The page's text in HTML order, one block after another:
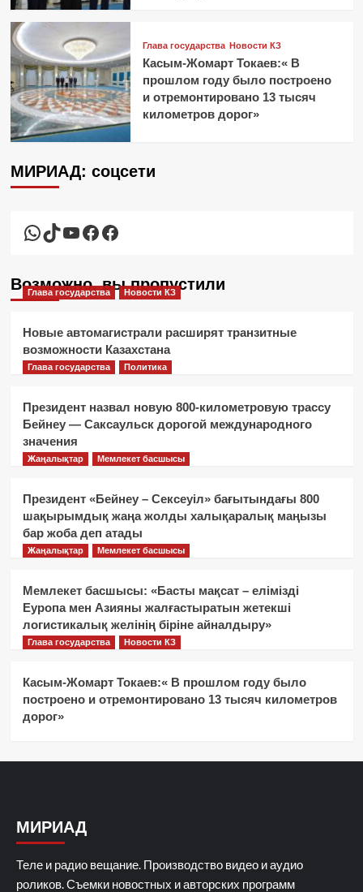
Глава государства Новости КЗ
Касым-Жомарт Токаев:« В
прошлом году было построено
и отремонтировано 13 тысяч
километров дорог»
МИРИАД: соцсети
WhatsApp
TikTok
YouTube
Facebook
Facebook
Возможно, вы пропустили
Глава государства Новости КЗ
Новые автомагистрали расширят транзитные
возможности Казахстана
Глава государства Политика
Президент назвал новую 800-километровую трассу
Бейнеу — Саксаульск дорогой международного
значения
Жаңалықтар Мемлекет басшысы
Президент «Бейнеу – Сексеуіл» бағытындағы 800
шақырымдық жаңа жолды халықаралық маңызы
бар жоба деп атады
Жаңалықтар Мемлекет басшысы
Мемлекет басшысы: «Басты мақсат – елімізді
Еуропа мен Азияны жалғастыратын жетекші
логистикалық желінің біріне айналдыру»
Глава государства Новости КЗ
Касым-Жомарт Токаев:« В прошлом году было
построено и отремонтировано 13 тысяч километров
дорог»
МИРИАД
Теле и радио вещание. Производство видео и аудио
роликов. Съемки новостных и авторских программ